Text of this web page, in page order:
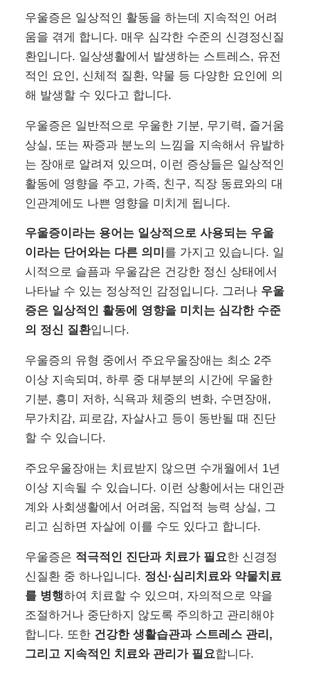
우울증은 일상적인 활동을 하는데 지속적인 어려
움을 겪게 합니다. 매우 심각한 수준의 신경정신질
환입니다. 일상생활에서 발생하는 스트레스, 유전
적인 요인, 신체적 질환, 약물 등 다양한 요인에 의
해 발생할 수 있다고 합니다.
우울증은 일반적으로 우울한 기분, 무기력, 즐거움
상실, 또는 짜증과 분노의 느낌을 지속해서 유발하
는 장애로 알려져 있으며, 이런 증상들은 일상적인
활동에 영향을 주고, 가족, 친구, 직장 동료와의 대
인관계에도 나쁜 영향을 미치게 됩니다.
우울증이라는 용어는 일상적으로 사용되는 우울
이라는 단어와는 다른 의미 를 가지고 있습니다. 일
시적으로 슬픔과 우울감은 건강한 정신 상태에서
나타날 수 있는 정상적인 감정입니다. 그러나 우울
증은 일상적인 활동에 영향을 미치는 심각한 수준
의 정신 질환입니다.
우울증의 유형 중에서 주요우울장애는 최소 2주
이상 지속되며, 하루 중 대부분의 시간에 우울한
기분, 흥미 저하, 식욕과 체중의 변화, 수면장애,
무가치감, 피로감, 자살사고 등이 동반될 때 진단
할 수 있습니다.
주요우울장애는 치료받지 않으면 수개월에서 1년
이상 지속될 수 있습니다. 이런 상황에서는 대인관
계와 사회생활에서 어려움, 직업적 능력 상실, 그
리고 심하면 자살에 이를 수도 있다고 합니다.
우울증은 적극적인 진단과 치료가 필요한 신경정
신질환 중 하나입니다. 정신·심리치료와 약물치료
를 병행하여 치료할 수 있으며, 자의적으로 약을
조절하거나 중단하지 않도록 주의하고 관리해야
합니다. 또한 건강한 생활습관과 스트레스 관리,
그리고 지속적인 치료와 관리가 필요합니다.